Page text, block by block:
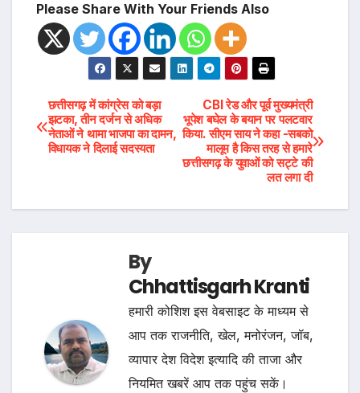
Please Share With Your Friends Also
Post
navigation
CBI रेड और पूर्व मुख्यमंत्री
भूपेश बघेल के बयान पर पलटवार
किया. सीएम साय ने कहा -सबको
मालूम है किस तरह से हमारे
छत्तीसगढ़ के युवाओं को सट्टे की
लत लगा दी
छत्तीसगढ़ में कांग्रेस को बड़ा
झटका, तीन दर्जन से अधिक
नेताओं ने थामा भाजपा का दामन,
विधायक ने दिलाई सदस्यता
By
Chhattisgarh Kranti
हमारी कोशिश इस वेबसाइट के माध्यम से
आप तक राजनीति, खेल, मनोरंजन, जॉब,
व्यापार देश विदेश इत्यादि की ताजा और
नियमित खबरें आप तक पहुंच सकें।